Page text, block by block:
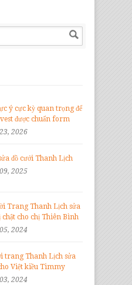
ý cực kỳ quan trọng để
được chuẩn form
2026
đồ cưới Thanh Lịch
2025
Trang Thanh Lịch sửa
chật cho chị Thiên Bình
2024
trang Thanh Lịch sửa
Việt kiều Timmy
2024